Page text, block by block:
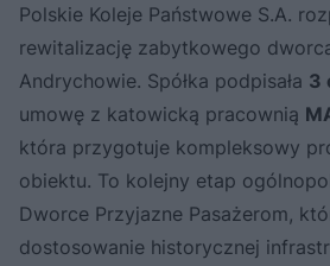
Polskie Koleje Państwowe S.A.
rewitalizację zabytkowego
Andrychowie. Spółka podpisała 3
umowę z katowicką pracownią
która przygotuje kompleksowy
obiektu. To kolejny etap
Dworce Przyjazne Pasażerom,
dostosowanie historycznej